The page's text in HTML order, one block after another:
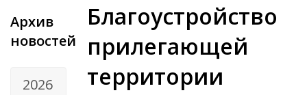
Архив
новостей
2026
Благоустройство
прилегающей
территории